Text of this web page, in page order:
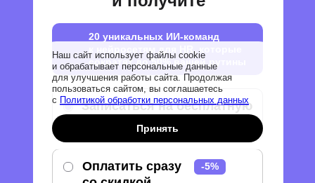
-5%
Оплатить сразу
-5%
Записаться на бесплатную
консультацию
20 уникальных ИИ-команд
к нейросетям для HR, которые
сократят до 50% вашей рутины
Принять
Наш сайт использует файлы cookie
и обрабатывает персональные данные
для улучшения работы сайта. Продолжая
пользоваться сайтом, вы соглашаетесь
с Политикой обработки персональных данных